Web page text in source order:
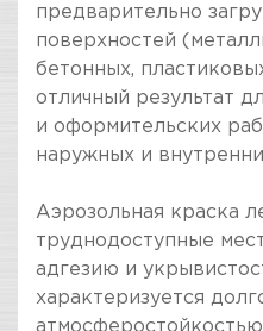
предварительно
поверхностей
бетонных,
отличный результат
и оформительских
наружных и
Аэрозольная краска
труднодоступные
адгезию и
характеризуется